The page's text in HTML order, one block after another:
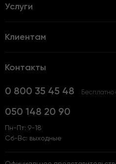
Услуги
Клиентам
Контакты
0 800 35 45 48 Бесплатно
050 148 20 90
Пн-Пт: 9-18
Сб-Вс: выходные